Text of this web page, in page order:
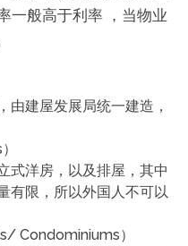
一般高于利率 ，当物业
由建屋发展局统一建造，
式洋房，以及排屋，其中
有限，所以外国人不可以
Condominiums）